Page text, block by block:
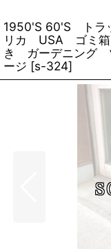
1950'S 60'S トラ
リカ USA ゴミ
き ガーデニング
ージ [s-324]